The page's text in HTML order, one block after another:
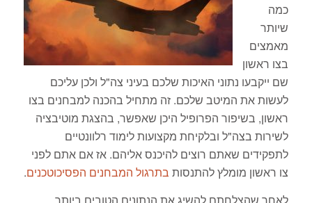
כמה
שיותר
מאמצים
בצו ראשון
שם ייקבעו נתוני האיכות שלכם בעיני צה"ל ולכן עליכם
לעשות את המיטב שלכם. זה מתחיל בהכנה למבחנים בצו
ראשון, בשיפור הפרופיל היכן שאפשר, בהצגת מוטיבציה
לשירות בצה"ל ובלקיחת מקצועות לימוד רלוונטיים
לתפקידים שאתם רוצים להיכנס אליהם. אז אם אתם לפני
צו ראשון מומלץ להתנסות בתרגול המבחנים הפסיכוטכנים.
לאחר שהצלחתם להשיג את הנתונים הטובים ביותר